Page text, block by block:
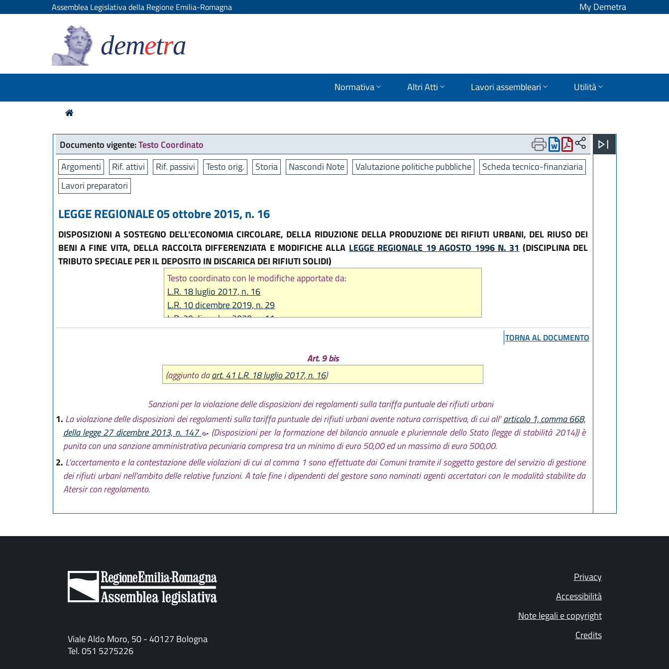
Assemblea Legislativa della Regione Emilia-Romagna My Demetra
demetra
Normativa Altri Atti Lavori assembleari Utilità
Documento vigente:Testo Coordinato
Argomenti
Rif. attivi Rif. passivi Testo orig. Storia Nascondi Note Valutazione politiche pubbliche
Scheda tecnico-finanziaria
Lavori preparatori
LEGGE REGIONALE 05 ottobre 2015, n. 16
DISPOSIZIONI A SOSTEGNO DELL'ECONOMIA CIRCOLARE, DELLA RIDUZIONE DELLA PRODUZIONE DEI RIFIUTI URBANI, DEL RIUSO DEI
BENI A FINE VITA, DELLA RACCOLTA DIFFERENZIATA E MODIFICHE ALLA LEGGE REGIONALE 19 AGOSTO 1996 N. 31 (DISCIPLINA DEL
TRIBUTO SPECIALE PER IL DEPOSITO IN DISCARICA DEI RIFIUTI SOLIDI)
Testo coordinato con le modifiche apportate da:
L.R. 18 luglio 2017, n. 16
L.R. 10 dicembre 2019, n. 29
L.R. 29 dicembre 2020, n. 11
L.R. 27 dicembre 2022, n. 23
L.R. 28 luglio 2026, n. 9
TORNA AL DOCUMENTO
Art. 9 bis
(aggiunto daart. 41 L.R. 18 luglio 2017, n. 16)
Sanzioni per la violazione delle disposizioni dei regolamenti sulla tariffa puntuale dei rifiuti urbani
1. La violazione delle disposizioni dei regolamenti sulla tariffa puntuale dei rifiuti urbani avente natura corrispettiva, di cui all'articolo 1, comma 668,
della legge 27 dicembre 2013, n. 147
(Disposizioni per la formazione del bilancio annuale e pluriennale dello Stato (legge di stabilità 2014)) è
punita con una sanzione amministrativa pecuniaria compresa tra un minimo di euro 50,00 ed un massimo di euro 500,00.
2. L'accertamento e la contestazione delle violazioni di cui al comma 1 sono effettuate dai Comuni tramite il soggetto gestore del servizio di gestione
dei rifiuti urbani nell'ambito delle relative funzioni. A tale fine i dipendenti del gestore sono nominati agenti accertatori con le modalità stabilite da
Atersir con regolamento.
Viale Aldo Moro, 50 - 40127 Bologna
Tel. 051 5275226
Privacy
Accessibilità
Note legali e copyright
Credits